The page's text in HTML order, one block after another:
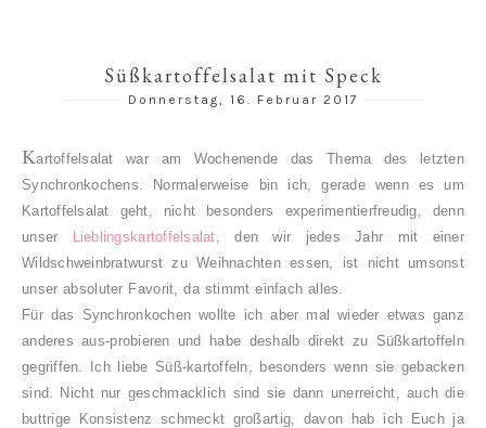
Süßkartoffelsalat mit Speck
Donnerstag, 16. Februar 2017
Kartoffelsalat war am Wochenende das Thema des letzten
Synchronkochens. Normalerweise bin ich, gerade wenn es um
Kartoffelsalat geht, nicht besonders experimentierfreudig, denn
unser Lieblingskartoffelsalat , den wir jedes Jahr mit einer
Wildschweinbratwurst zu Weihnachten essen, ist nicht umsonst
unser absoluter Favorit, da stimmt einfach alles.
Für das Synchronkochen wollte ich aber mal wieder etwas ganz
anderes aus-probieren und habe deshalb direkt zu Süßkartoffeln
gegriffen. Ich liebe Süß-kartoffeln, besonders wenn sie gebacken
sind. Nicht nur geschmacklich sind sie dann unerreicht, auch die
buttrige Konsistenz schmeckt großartig, davon hab ich Euch ja